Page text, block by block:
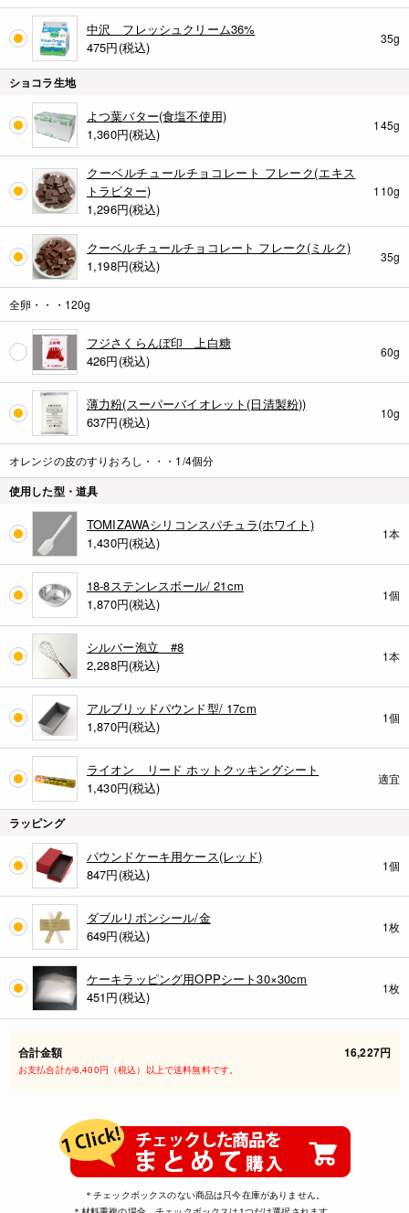
中沢 フレッシュクリーム36%
475円(税込)
35g
ショコラ生地
よつ葉バター(食塩不使用)
1,360円(税込)
145g
クーベルチュールチョコレート フレーク(エキス
トラビター)
1,296円(税込)
110g
クーベルチュールチョコレート フレーク(ミルク)
1,198円(税込)
35g
全卵・・・120g
フジさくらんぼ印 上白糖
426円(税込)
60g
薄力粉(スーパーバイオレット(日清製粉))
637円(税込)
10g
オレンジの皮のすりおろし・・・1/4個分
使用した型・道具
TOMIZAWAシリコンスパチュラ(ホワイト)
1,430円(税込)
1本
18-8ステンレスボール/ 21cm
1,870円(税込)
1個
シルバー泡立 #8
2,288円(税込)
1本
アルブリッドパウンド型/ 17cm
1,870円(税込)
1個
ライオン リード ホットクッキングシート
1,430円(税込)
適宜
ラッピング
パウンドケーキ用ケース(レッド)
847円(税込)
1個
ダブルリボンシール/金
649円(税込)
1枚
ケーキラッピング用OPPシート30×30cm
451円(税込)
1枚
合計金額 16,227円
お支払合計が6,400円（税込）以上で送料無料です。
＊チェックボックスのない商品は只今在庫がありません。